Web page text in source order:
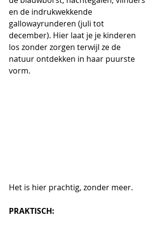
en de indrukwekkende
gallowayrunderen (juli tot
december). Hier laat je je kinderen
los zonder zorgen terwijl ze de
natuur ontdekken in haar puurste
vorm.
Het is hier prachtig, zonder meer.
PRAKTISCH: